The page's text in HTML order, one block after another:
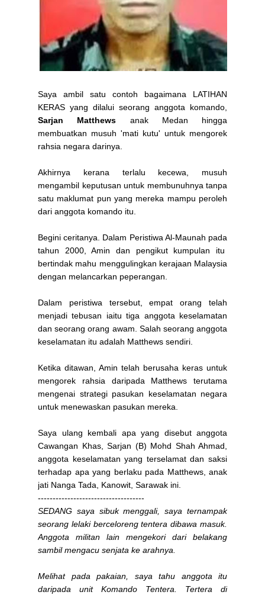
Saya ambil satu contoh bagaimana LATIHAN
KERAS yang dilalui seorang anggota komando,
Sarjan Matthews anak Medan hingga
membuatkan musuh 'mati kutu' untuk mengorek
rahsia negara darinya.
Akhirnya kerana terlalu kecewa, musuh
mengambil keputusan untuk membunuhnya tanpa
satu maklumat pun yang mereka mampu peroleh
dari anggota komando itu.
Begini ceritanya. Dalam Peristiwa Al-Maunah pada
tahun 2000, Amin dan pengikut kumpulan itu
bertindak mahu menggulingkan kerajaan Malaysia
dengan melancarkan peperangan.
Dalam peristiwa tersebut, empat orang telah
menjadi tebusan iaitu tiga anggota keselamatan
dan seorang orang awam. Salah seorang anggota
keselamatan itu adalah Matthews sendiri.
Ketika ditawan, Amin telah berusaha keras untuk
mengorek rahsia daripada Matthews terutama
mengenai strategi pasukan keselamatan negara
untuk menewaskan pasukan mereka.
Saya ulang kembali apa yang disebut anggota
Cawangan Khas, Sarjan (B) Mohd Shah Ahmad,
anggota keselamatan yang terselamat dan saksi
terhadap apa yang berlaku pada Matthews, anak
jati Nanga Tada, Kanowit, Sarawak ini.
------------------------------------
SEDANG saya sibuk menggali, saya ternampak
seorang lelaki berceloreng tentera dibawa masuk.
Anggota militan lain mengekori dari belakang
sambil mengacu senjata ke arahnya.
Melihat pada pakaian, saya tahu anggota itu
daripada unit Komando Tentera. Tertera di